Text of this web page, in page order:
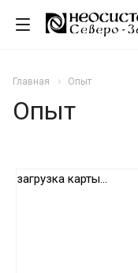
Главная Опыт
Опыт
загрузка карты...